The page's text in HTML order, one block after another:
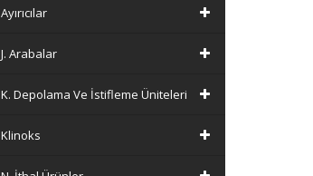
Ayırıcılar
J. Arabalar
K. Depolama Ve İstifleme Üniteleri
Klinoks